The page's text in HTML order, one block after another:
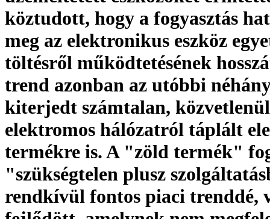
köztudott, hogy a fogyasztás
meg az elektronikus eszköz
töltésről működtetésének
trend azonban az utóbbi
kiterjedt számtalan,
elektromos hálózatról táplált
termékre is. A "zöld termék"
"szükségtelen plusz
rendkívül fontos piaci trenddé,